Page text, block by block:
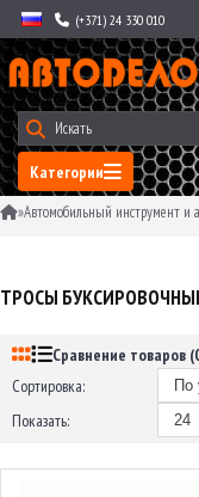
(+371) 24 330 010
Категории
»Автомобильный инструмент и
ТРОСЫ
Сравнение товаров
Сортировка:
Показать: